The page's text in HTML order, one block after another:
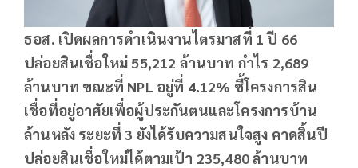
ธอส. เปิดผลการดำเนินงานไตรมาสที่ 1 ปี 66
ปล่อยสินเชื่อใหม่ 55,212 ล้านบาท กำไร 2,689
ล้านบาท ขณะที่ NPL อยู่ที่ 4.12% ชี้โครงการสิน
เชื่อที่อยู่อาศัยเพื่อผู้ประกันตนและโครงการบ้าน
ล้านหลัง ระยะที่ 3 ยังได้รับความสนใจสูง คาดสิ้นปี
ปล่อยสินเชื่อใหม่ได้ตามเป้า 235,480 ล้านบาท